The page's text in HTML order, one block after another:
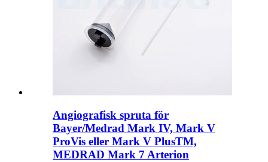
Angiografisk spruta för
Bayer/Medrad Mark IV, Mark V
ProVis eller Mark V PlusTM,
MEDRAD Mark 7 Arterion